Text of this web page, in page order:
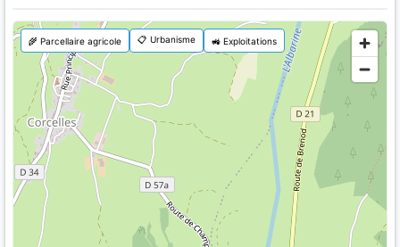
🌾 Parcellaire agricole 📋 Urbanisme 🚜 Exploitations